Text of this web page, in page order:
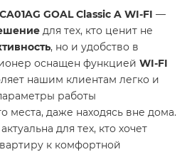
GOAL Classic A WI-FI —
для тех, кто ценит не
, но и удобство в
оснащен функцией WI-FI
нашим клиентам легко и
работы
места, даже находясь вне дома.
для тех, кто хочет
к комфортной